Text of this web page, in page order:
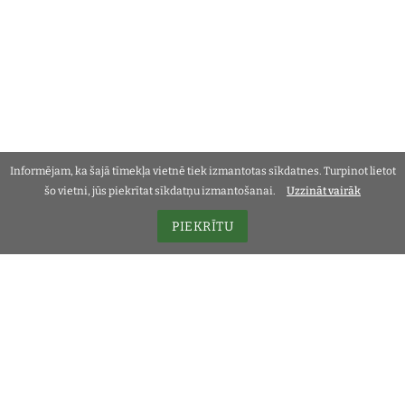
Informējam, ka šajā tīmekļa vietnē tiek izmantotas sīkdatnes. Turpinot lietot
šo vietni, jūs piekrītat sīkdatņu izmantošanai.
Uzzināt vairāk
PIEKRĪTU